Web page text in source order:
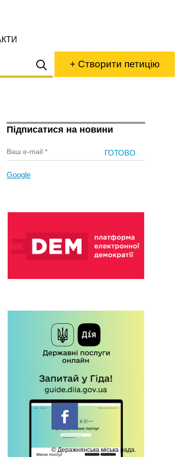
+ Створити петицію
Підписатися на новини
Google
© Деражнянська міська рада.